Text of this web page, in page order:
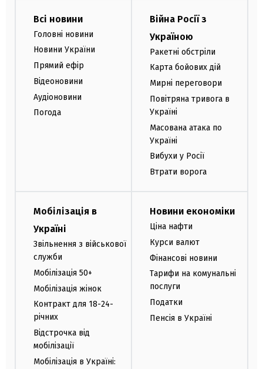
Всі новини
Головні новини
Новини України
Прямий ефір
Відеоновини
Аудіоновини
Погода
Війна Росії з
Україною
Ракетні обстріли
Карта бойових дій
Мирні переговори
Повітряна тривога в
Україні
Масована атака по
Україні
Вибухи у Росії
Втрати ворога
Мобілізація в
Україні
Звільнення з військової
служби
Мобілізація 50+
Мобілізація жінок
Контракт для 18-24-
річних
Відстрочка від
мобілізації
Мобілізація в Україні:
Новини економіки
Ціна нафти
Курси валют
Фінансові новини
Тарифи на комунальні
послуги
Податки
Пенсія в Україні